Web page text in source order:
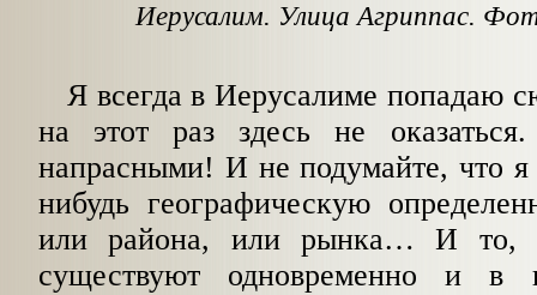
Иерусалим. Улица Агриппас.
Я всегда в Иерусалиме попадаю
на этот раз здесь не
напрасными! И не подумайте, что
нибудь географическую
или района, или рынка… И то,
существуют одновременно и в